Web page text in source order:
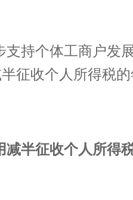
个体工商户发展
征收个人所得税
征收个人所得税